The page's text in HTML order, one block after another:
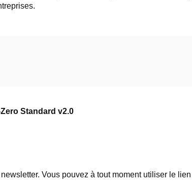
Standard v2.0
Vous pouvez à tout moment utiliser le